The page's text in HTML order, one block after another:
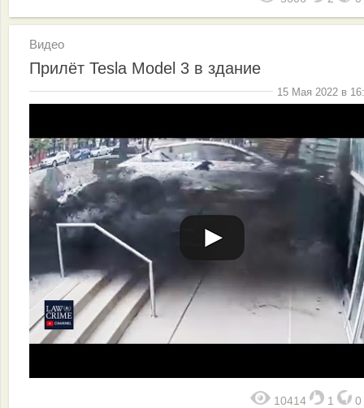
Видео
Прилёт Tesla Model 3 в здание
15 Мая 2022 в
10414 1 0